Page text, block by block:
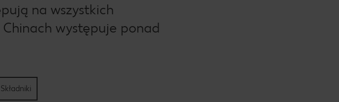
na wszystkich
występuje ponad
Składniki